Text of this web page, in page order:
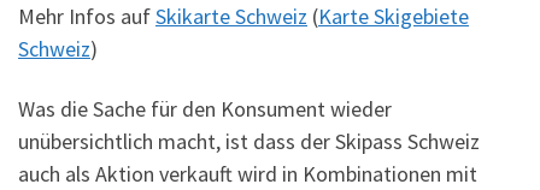
Mehr Infos aufSkikarte Schweiz (Karte Skigebiete
Schweiz)
Was die Sache für den Konsument wieder
unübersichtlich macht, ist dass der Skipass Schweiz
auch als Aktion verkauft wird in Kombinationen mit